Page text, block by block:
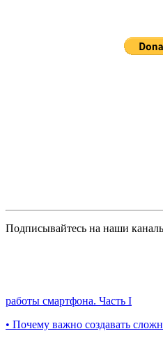
Подписывайтесь на наши
работы смартфона. Часть I
• Почему важно создавать